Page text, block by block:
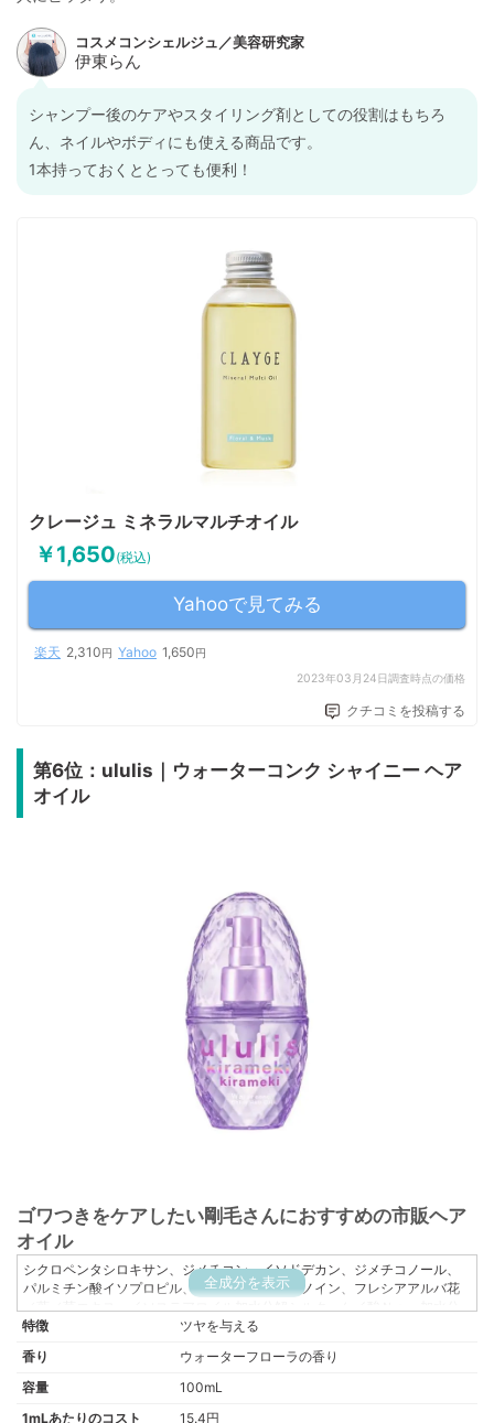
シャンプー後のケアやスタイリング剤としての役割はもちろ
ん、ネイルやボディにも使える商品です。
1本持っておくととっても便利！
クレージュ ミネラルマルチオイル
￥1,650(税込)
Yahooで見てみる
楽天 2,310円 Yahoo 1,650円
2023年03月24日調査時点の価格
クチコミを投稿する
第6位：ululis｜ウォーターコンク シャイニー ヘア
オイル
ゴワつきをケアしたい剛毛さんにおすすめの市販ヘア
オイル
全成分を表示
シクロペンタシロキサン、ジメチコン、イソドデカン、ジメチコノール、
パルミチン酸イソプロピル、トリエチルヘキサノイン、フレシアアルバ花
解コンキオリン、グルコシルセラミド、トコフェリルリン酸Ｎａ、水溶性
水、ビルベリー果実エキス、水、アルガニアスピノサ核油、ジラウロイル
グルタミン酸リシンＮａ、クエン酸、アスコフィルムノドスムエキス、α－
ＥＧ－２０水添ヒマシ油、PG、エタノール、ＢＧ、フェノキシエタノー
特徴
ツヤを与える
香り
ウォーターフローラの香り
容量
100mL
1mLあたりのコスト
15.4円